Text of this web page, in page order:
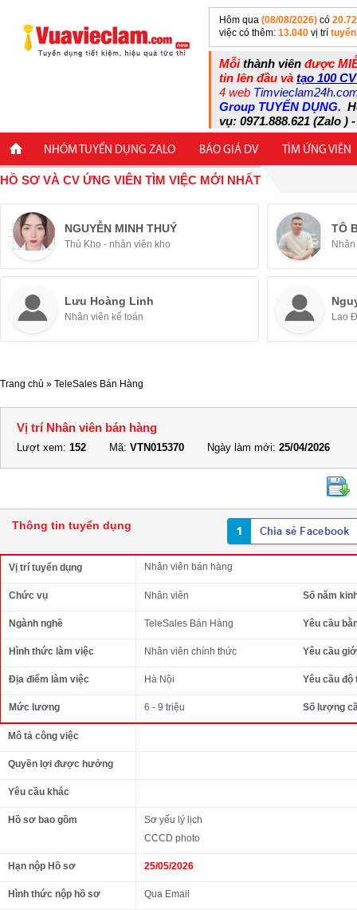
Hôm qua (08/08/2026) có
việc có thêm: 13.040 vị trí
Mỗithành viên được
tin lên đầu và tạo 100
4 web
Group TUYỂN DỤNG.
vụ: 0971.888.621 (Zalo )
NHÓM TUYỂN DỤNG ZALO BÁO GIÁ DV TÌM ỨNG VIÊN
HỒ SƠ VÀ CV ỨNG VIÊN TÌM VIỆC MỚI NHẤT
NGUYỄN MINH THUÝ
Thủ Kho - nhân viên kho
TÔ
Lưu Hoàng Linh
Nhân viên kế toán Lao
Trang chủ » TeleSales Bán Hàng
Vị trí Nhân viên bán hàng
Lượt xem: 152 Mã: VTN015370 Ngày làm mới: 25/04/2026
Thông tin tuyển dụng
Vị trí tuyển dụng Nhân viên bán hàng
Chức vụ Nhân viên Số năm
Ngành nghề TeleSales Bán Hàng Yêu cầu
Hình thức làm việc Nhân viên chính thức Yêu cầu
Địa điểm làm việc Hà Nội Yêu cầu độ
Mức lương 6 - 9 triệu Số lượng
Mô tả công việc
Quyền lợi được hưởng
Yêu cầu khác
Hồ sơ bao gồm
Sơ yếu lý lịch
CCCD photo
Hạn nộp Hồ sơ 25/05/2026
Hình thức nộp hồ sơ Qua Email